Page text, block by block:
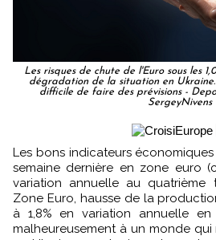
Les risques de chute de l'Euro sous les
dégradation de la situation en
difficile de faire des prévisions -
SergeyNivens
Les bons indicateurs économiques publiés au cours de la
semaine dernière en zone euro
variation annuelle au quatrième
Zone Euro, hausse de la
à 1,8% en variation annuelle en
malheureusement à un monde qui